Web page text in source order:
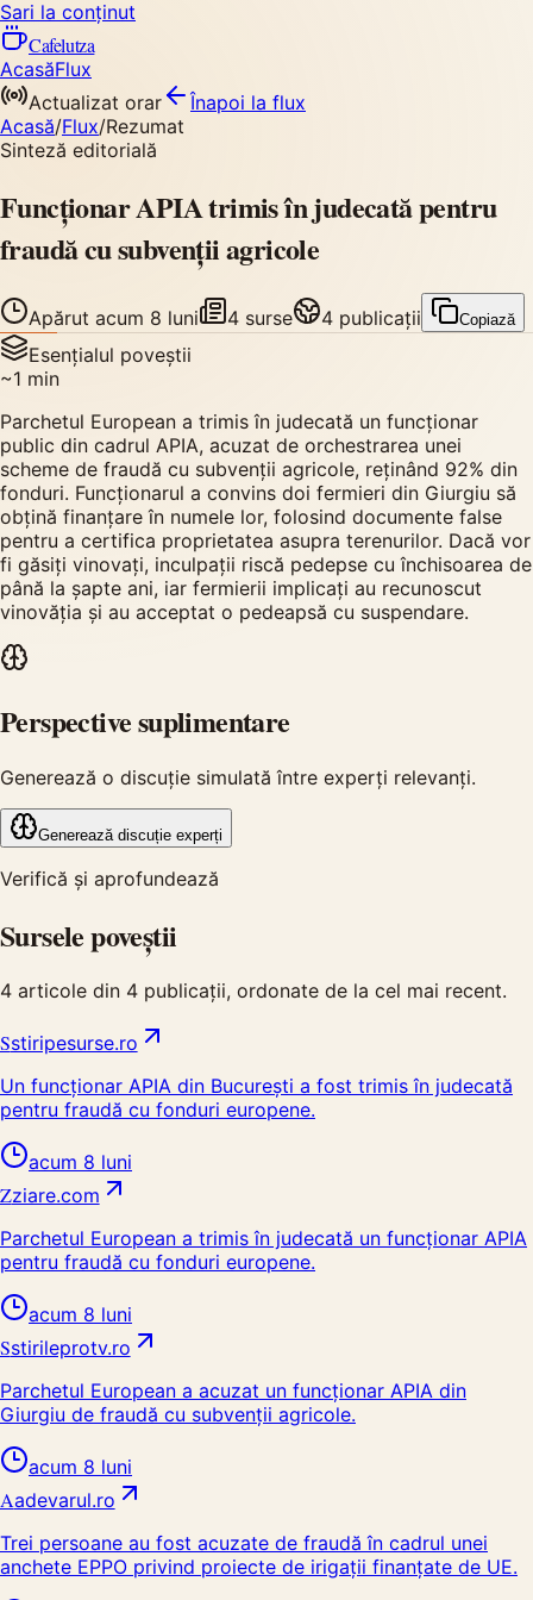
Sari la conținut
Cafelutza
AcasăFlux
Actualizat orar
Înapoi la flux
Acasă/Flux/Rezumat
Sinteză editorială
Funcționar APIA trimis în judecată pentru
fraudă cu subvenții agricole
Apărut acum 8 luni 4 surse 4 publicații Copiază
Esențialul poveștii
~1 min
Parchetul European a trimis în judecată un funcționar
public din cadrul APIA, acuzat de orchestrarea unei
scheme de fraudă cu subvenții agricole, reținând 92% din
fonduri. Funcționarul a convins doi fermieri din Giurgiu să
obțină finanțare în numele lor, folosind documente false
pentru a certifica proprietatea asupra terenurilor. Dacă vor
fi găsiți vinovați, inculpații riscă pedepse cu închisoarea de
până la șapte ani, iar fermierii implicați au recunoscut
vinovăția și au acceptat o pedeapsă cu suspendare.
Perspective suplimentare
Generează o discuție simulată între experți relevanți.
Generează discuție experți
Verifică și aprofundează
Sursele poveștii
4 articole din 4 publicații, ordonate de la cel mai recent.
Sstiripesurse.ro
Un funcţionar APIA din Bucureşti a fost trimis în judecată
pentru fraudă cu fonduri europene.
acum 8 luni
Zziare.com
Parchetul European a trimis în judecată un funcționar APIA
pentru fraudă cu fonduri europene.
acum 8 luni
Sstirileprotv.ro
Parchetul European a acuzat un funcționar APIA din
Giurgiu de fraudă cu subvenții agricole.
acum 8 luni
Aadevarul.ro
Trei persoane au fost acuzate de fraudă în cadrul unei
anchete EPPO privind proiecte de irigații finanțate de UE.